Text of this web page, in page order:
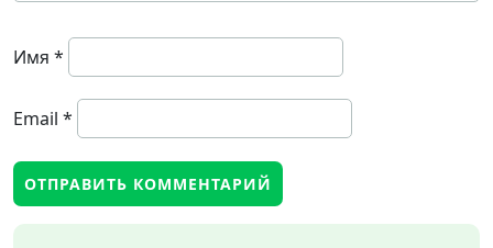
Имя *
Email *